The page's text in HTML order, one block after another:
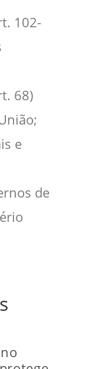
102-
68)
e
de